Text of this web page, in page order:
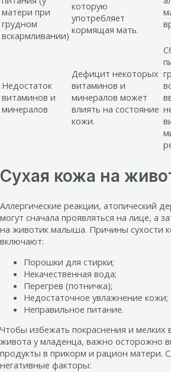
матери при
грудном
вскармливании)
которую
употребляет
кормящая мать.
Недостаток
витаминов и
минералов
Дефицит некоторых
витаминов и
минералов может
влиять на состояние
кожи.
Сухая кожа на
Аллергические реакции, атопический
могут сначала проявляться на лице, а
на животик малыша. Причины сухости
включают:
Порошки для стирки;
Некачественная вода;
Перегрев (потничка);
Недостаточное увлажнение кожи;
Неправильное питание.
Чтобы избежать покраснения и мелких
живота у младенца, важно осторожно
продукты в прикорм и рацион матери.
негативные факторы: